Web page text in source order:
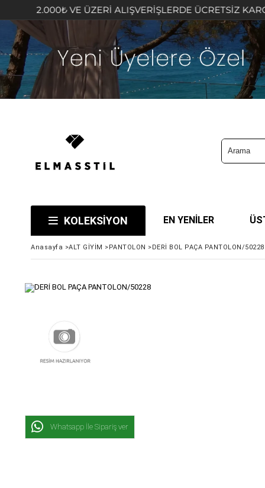
VE ÜZERİ ALIŞVERİŞLERDE ÜCRETSİZ KARGO
KOLEKSİYON EN YENİLER
Anasayfa >ALT GİYİM >PANTOLON >DERİ BOL PAÇA PANTOLON/50228
Whatsapp İle Sipariş ver